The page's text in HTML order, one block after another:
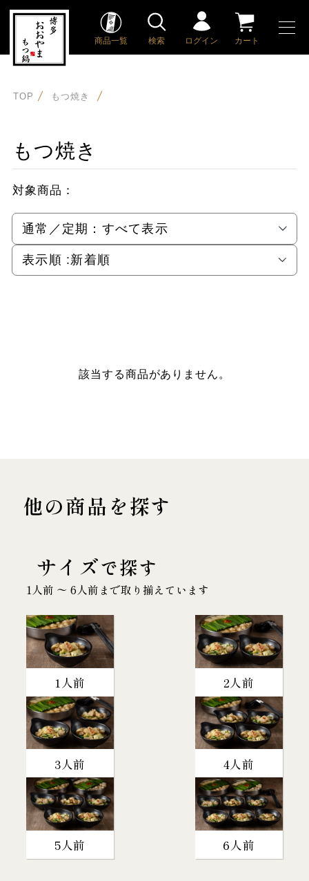
商品一覧 検索 ログイン カート
TOP もつ焼き
もつ焼き
対象商品：
通常／定期： すべて表示
表示順 :新着順
該当する商品がありません。
他の商品を探す
サイズで探す
1人前 〜 6人前まで取り揃えています
1人前 2人前
3人前 4人前
5人前 6人前